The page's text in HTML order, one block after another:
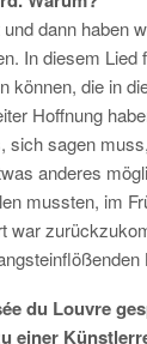
dann haben
In diesem Lied
können, die in
Hoffnung
sich sagen
anderes
mussten, im
war
du Louvre
einer